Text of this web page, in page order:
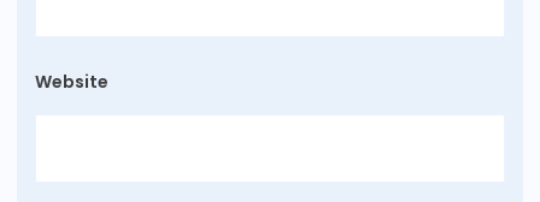
Website